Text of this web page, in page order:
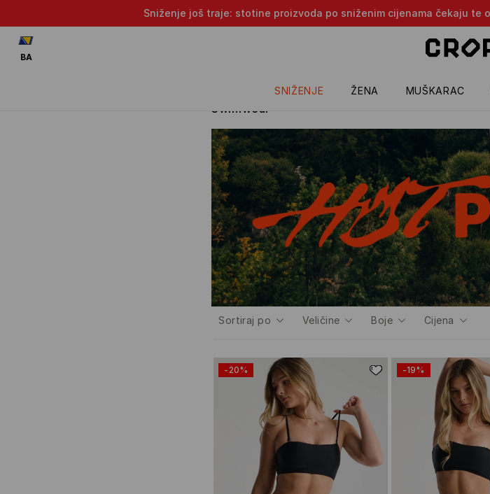
Sniženje još traje: stotine proizvoda po sniženim cijenama čekaju te
SNIŽENJE ŽENA MUŠKARAC
BA
Swimwear
Sortiraj po Veličine Boje Cijena
-20% -19%